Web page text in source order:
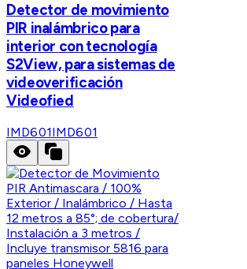
Detector de movimiento
PIR inalámbrico para
interior con tecnología
S2View, para sistemas de
videoverificación
Videofied
IMD601IMD601